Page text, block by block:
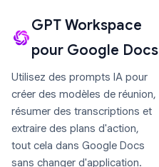
GPT Workspace
pour Google Docs
Utilisez des prompts IA pour
créer des modèles de réunion,
résumer des transcriptions et
extraire des plans d'action,
tout cela dans Google Docs
sans changer d'application.